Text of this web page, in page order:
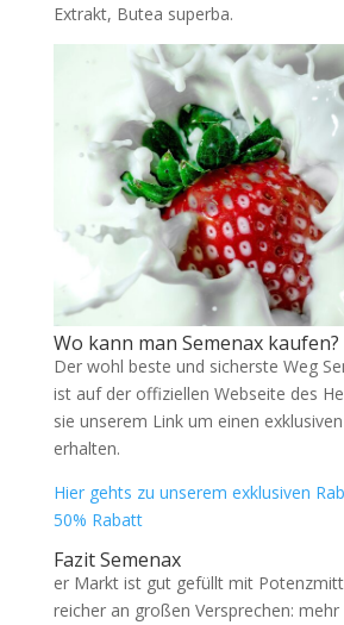
Extrakt, Butea superba.
Wo kann man Semenax kaufen?
Der wohl beste und sicherste Weg
ist auf der offiziellen Webseite des
sie unserem Link um einen
erhalten.
Hier gehts zu unserem exklusiven
50% Rabatt
Fazit Semenax
er Markt ist gut gefüllt mit
reicher an großen Versprechen: